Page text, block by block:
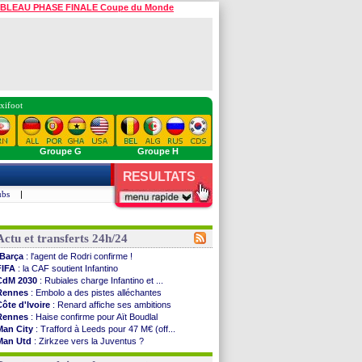
PHASE FINALE Coupe du Monde
Groupe G Groupe H
|
RESULTATS
et transferts 24h/24
Barça : l'agent de Rodri confirme !
: la CAF soutient Infantino
2030 : Rubiales charge Infantino et ...
: Embolo a des pistes alléchantes
d'Ivoire : Renard affiche ses ambitions
: Haise confirme pour Aït Boudlal
City : Trafford à Leeds pour 47 M€ (off...
Utd : Zirkzee vers la Juventus ?
: Monaco s'impose contre Getafe